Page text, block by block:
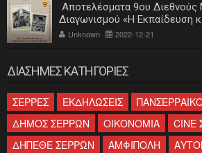
Αποτελέσματα 9ου Διεθνούς
Διαγωνισμού «Η Εκπαίδευση
ελληνισμού»
Unknown 2022-12-21
ΔΙΑΣΗΜΕΣ ΚΑΤΗΓΟΡΙΕΣ
ΣΕΡΡΕΣ ΕΚΔΗΛΩΣΕΙΣ
ΔΗΜΟΣ ΣΕΡΡΩΝ
ΟΙΚΟΝΟΜΙΑ
CINE
ΔΗΠΕΘΕ ΣΕΡΡΩΝ
ΑΜΦΙΠΟΛΗ